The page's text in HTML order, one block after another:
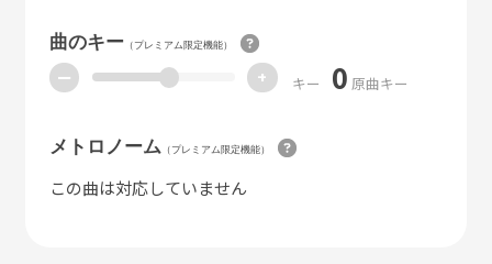
曲のキー（プレミアム限定機能）
ー + キー 0 原曲キー
メトロノーム （プレミアム限定機能）
この曲は対応していません